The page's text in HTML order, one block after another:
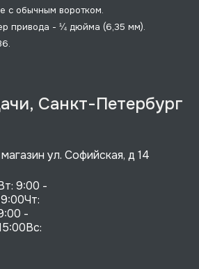
с обычным воротком.
привода - ¼ дюйма (6,35 мм).
Санкт-Петербург
ул. Софийская, д 14
9:00 -
-